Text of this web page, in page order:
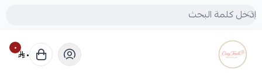
Cozy touch
٠ ٠